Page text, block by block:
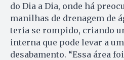
do Dia a Dia, onde há
manilhas de drenagem de
teria se rompido, criando
interna que pode levar a
desabamento. “Essa área